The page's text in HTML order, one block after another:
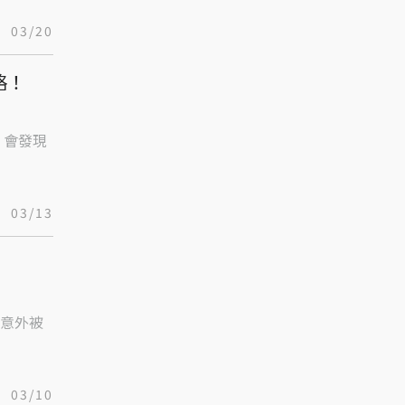
03/20
發現
03/13
外被
03/10